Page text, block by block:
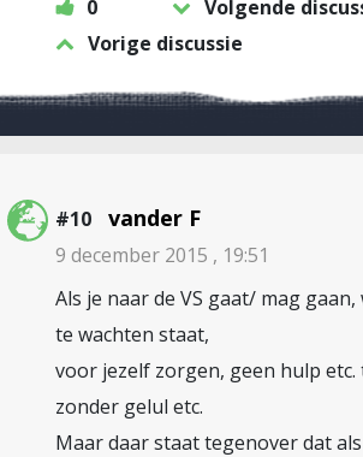
0
Volgende
Vorige discussie
#10 vander F
9 december 2015 , 19:51
Als je naar de VS gaat/ mag
te wachten staat,
voor jezelf zorgen, geen hulp etc.
zonder gelul etc.
Maar daar staat tegenover dat